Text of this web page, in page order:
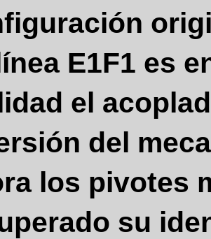
E1F1 es
el
del
los pivotes
su